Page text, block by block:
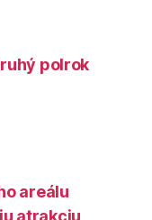
polrok
areálu
atrakciu